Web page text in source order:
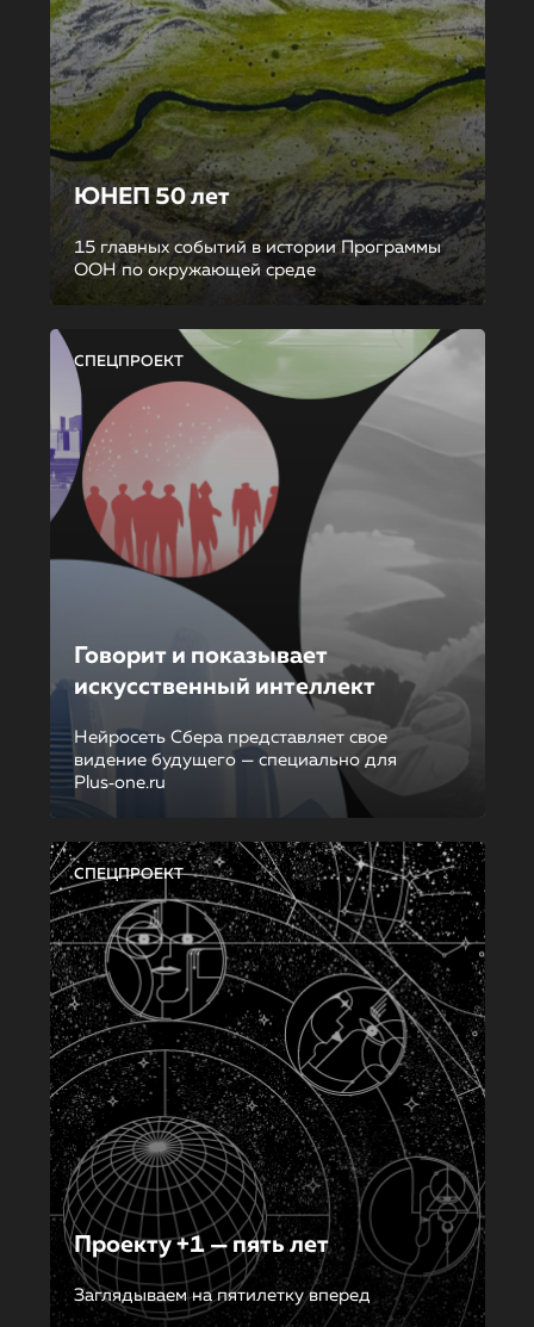
ЮНЕП 50 лет
15 главных событий в истории Программы
ООН по окружающей среде
СПЕЦПРОЕКТ
Говорит и показывает
искусственный интеллект
Нейросеть Сбера представляет свое
видение будущего — специально для
Plus‑one.ru
СПЕЦПРОЕКТ
Проекту +1 — пять лет
Заглядываем на пятилетку вперед